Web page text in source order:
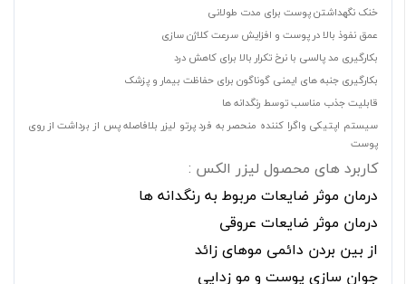
خنک نگهداشتن پوست برای مدت طولانی
عمق نفوذ بالا در پوست و افزایش سرعت کلاژن سازی
بکارگیری مد پالسی با نرخ تکرار بالا برای کاهش درد
بکارگیری جنبه های ایمنی گوناگون برای حفاظت بیمار و پزشک
قابلیت جذب مناسب توسط رنگدانه ها
سیستم اپتیکی واگرا کننده منحصر به فرد پرتو لیزر بلافاصله پس از برداشت از روی
پوست
کاربرد های محصول لیزر الکس :
درمان موثر ضایعات مربوط به رنگدانه ها
درمان موثر ضایعات عروقی
از بین بردن دائمی موهای زائد
جوان سازی پوست و مو زدایی